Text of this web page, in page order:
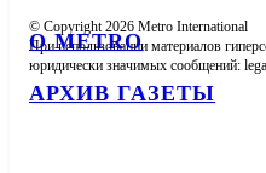
О METRO
АРХИВ ГАЗЕТЫ
© Copyright 2026 Metro International
При использовании материалов
юридически значимых сообщений: